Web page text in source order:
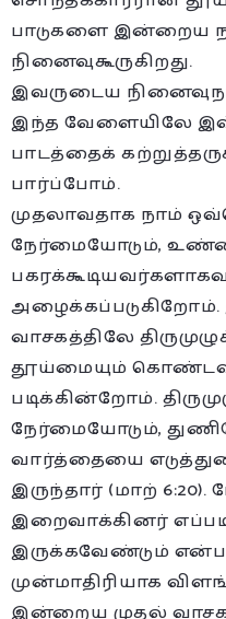
பாடுகளை இன்றைய
நினைவுகூருகிறது.
இவருடைய
இந்த வேளையிலே
பாடத்தைக்
பார்ப்போம்.
முதலாவதாக நாம்
நேர்மையோடும்,
வாசகத்திலே
தூய்மையும்
படிக்கின்றோம்.
நேர்மையோடும்,
வார்த்தையை
இருந்தார் (மாற் 6:20).
இறைவாக்கினர்
இருக்கவேண்டும்
முன்மாதிரியாக